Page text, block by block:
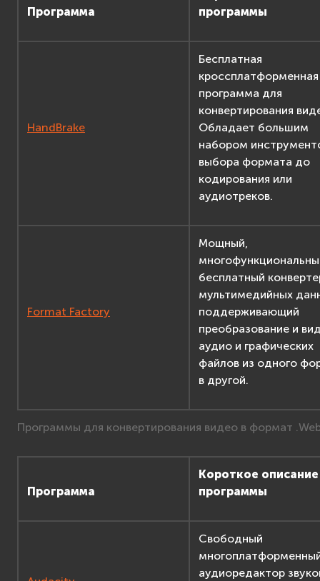
Программы для конвертирования видео в формат
Программа
программы
HandBrake
Бесплатная
кроссплатформенная
программа для
конвертирования
Обладает большим
набором
выбора формата до
кодирования или
аудиотреков.
Format Factory
Мощный,
бесплатный
мультимедийных
поддерживающий
преобразование и
аудио и графических
файлов из одного
в другой.
Программа
Короткое описание
программы
Свободный
аудиоредактор